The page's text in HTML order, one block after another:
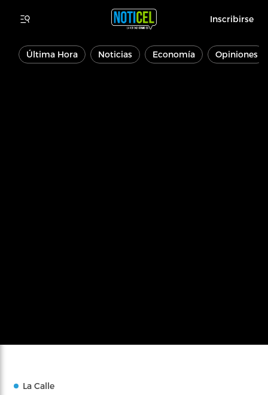
Inscribirse
Última Hora Noticias Economía Opiniones
La Calle